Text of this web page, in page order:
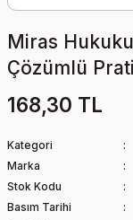
Miras
Çözümlü
168,30 TL
Kategori
Marka
Stok Kodu
Basım Tarihi